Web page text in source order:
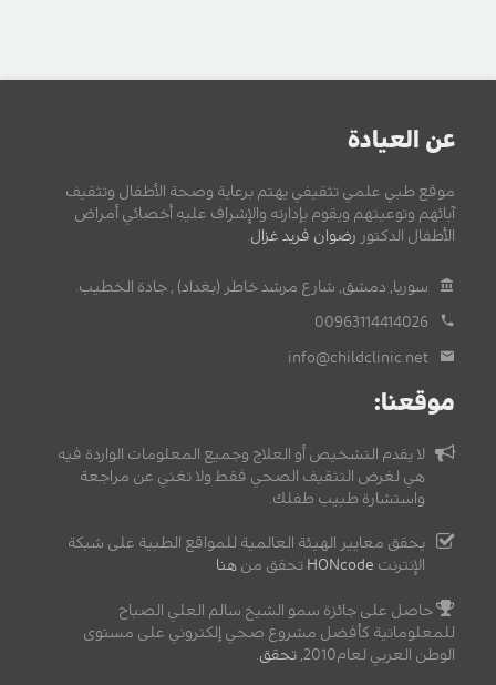
عن العيادة
موقع طبي علمي تثقيفي يهتم برعاية وصحة الأطفال وتثقيف
آبائهم وتوعيتهم ويقوم بإدارته والإشراف عليه أخصائي أمراض
الأطفال الدكتور رضوان فريد غزال.
سوريا, دمشق, شارع مرشد خاطر (بغداد) , جادة الخطيب.
00963114414026
info@childclinic.net
موقعنا:
لا يقدم التشخيص أو العلاج وجميع المعلومات الواردة فيه
هي لغرض التثقيف الصحي فقط ولا تغني عن مراجعة
واستشارة طبيب طفلك.
يحقق معايير الهيئة العالمية للمواقع الطبية على شبكة
الإنترنت HONcode تحقق من هنا
حاصل على جائزة سمو الشيخ سالم العلي الصباح
للمعلوماتية كأفضل مشروع صحي إلكتروني على مستوى
الوطن العربي لعام2010,
تحقق.